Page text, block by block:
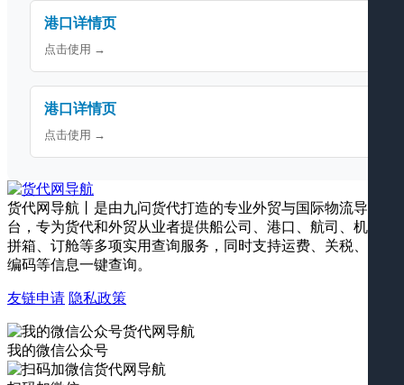
港口详情页
点击使用 →
港口详情页
点击使用 →
货代网导航丨是由九问货代打造的专业外贸与国际物流导航平
台，专为货代和外贸从业者提供船公司、港口、航司、机场、
拼箱、订舱等多项实用查询服务，同时支持运费、关税、海关
编码等信息一键查询。
友链申请 隐私政策
我的微信公众号